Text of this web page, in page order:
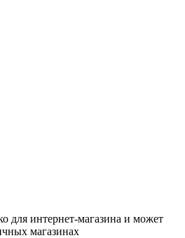
для интернет-магазина и может
магазинах